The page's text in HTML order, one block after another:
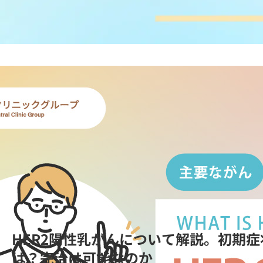
HER2陽性乳がんについて解説。初期
は？完治は可能なのか